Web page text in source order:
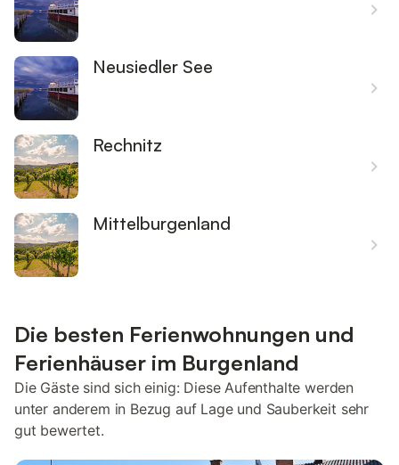
Neusiedler See
Rechnitz
Mittelburgenland
Die besten Ferienwohnungen und
Ferienhäuser im Burgenland
Die Gäste sind sich einig: Diese Aufenthalte werden
unter anderem in Bezug auf Lage und Sauberkeit sehr
gut bewertet.